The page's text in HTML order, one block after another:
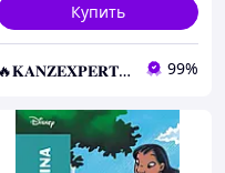
Купить
🔥𝐊𝐀𝐍𝐙𝐄𝐗𝐏𝐄𝐑𝐓.com.ua🔥 99%